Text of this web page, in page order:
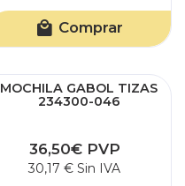
Comprar
MOCHILA GABOL TIZAS
234300-046
36,50€ PVP
30,17 € Sin IVA